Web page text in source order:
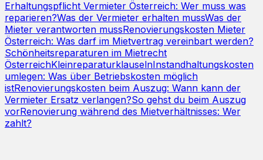
Erhaltungspflicht Vermieter Österreich: Wer muss was
reparieren?Was der Vermieter erhalten mussWas der
Mieter verantworten mussRenovierungskosten Mieter
Österreich: Was darf im Mietvertrag vereinbart werden?
Schönheitsreparaturen im Mietrecht
ÖsterreichKleinreparaturklauselnInstandhaltungskosten
umlegen: Was über Betriebskosten möglich
istRenovierungskosten beim Auszug: Wann kann der
Vermieter Ersatz verlangen?So gehst du beim Auszug
vorRenovierung während des Mietverhältnisses: Wer
zahlt?